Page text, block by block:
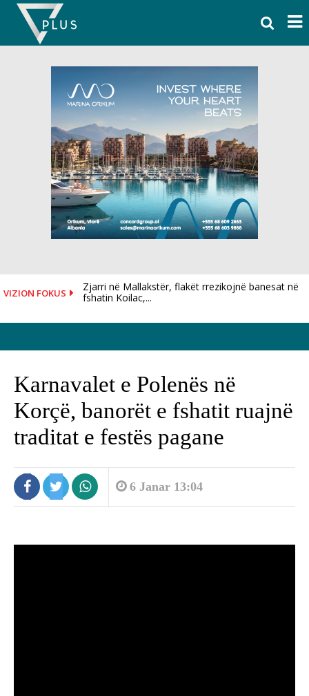
Skip
content
VIZION FOKUS
Zjarri në Mallakstër, flakët rrezikojnë banesat në
fshatin Koilac,...
Karnavalet e Polenës në
Korçë, banorët e fshatit ruajnë
traditat e festës pagane
6 Janar 13:04